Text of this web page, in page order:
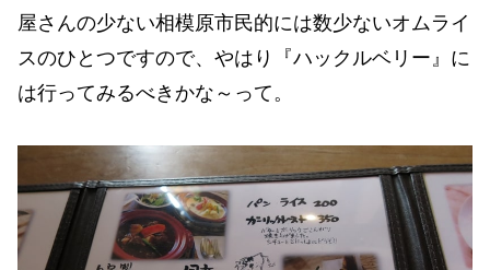
屋さんの少ない相模原市民的には数少ないオムライ
スのひとつですので、やはり『ハックルベリー』に
は行ってみるべきかな～って。